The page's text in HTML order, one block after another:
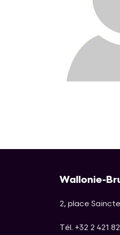
Wallonie-
2, place
Tél. +32 2 421 82